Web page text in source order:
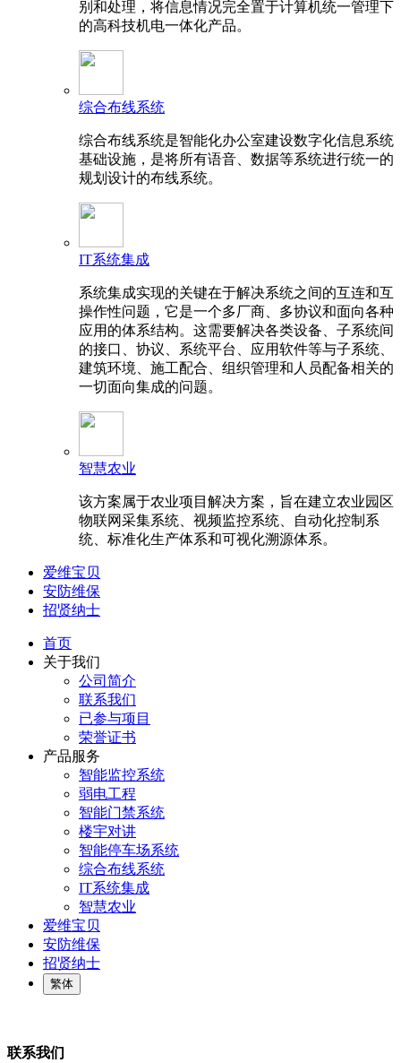
别和处理，将信息情况完全置于计算机统一管理下
的高科技机电一体化产品。
综合布线系统
综合布线系统是智能化办公室建设数字化信息系统
基础设施，是将所有语音、数据等系统进行统一的
规划设计的布线系统。
IT系统集成
系统集成实现的关键在于解决系统之间的互连和互
操作性问题，它是一个多厂商、多协议和面向各种
应用的体系结构。这需要解决各类设备、子系统间
的接口、协议、系统平台、应用软件等与子系统、
建筑环境、施工配合、组织管理和人员配备相关的
一切面向集成的问题。
智慧农业
该方案属于农业项目解决方案，旨在建立农业园区
物联网采集系统、视频监控系统、自动化控制系
统、标准化生产体系和可视化溯源体系。
爱维宝贝
安防维保
招贤纳士
首页
关于我们
公司简介
联系我们
已参与项目
荣誉证书
产品服务
智能监控系统
弱电工程
智能门禁系统
楼宇对讲
智能停车场系统
综合布线系统
IT系统集成
智慧农业
爱维宝贝
安防维保
招贤纳士
繁体
联系我们